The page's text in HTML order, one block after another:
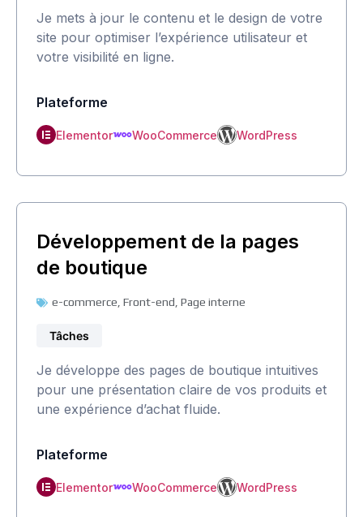
Je mets à jour le contenu et le design de votre
site pour optimiser l’expérience utilisateur et
votre visibilité en ligne.
Plateforme
Elementor WooCommerce WordPress
Développement de la pages
de boutique
e-commerce Front-end Page interne
Tâches
Je développe des pages de boutique intuitives
pour une présentation claire de vos produits et
une expérience d’achat fluide.
Plateforme
Elementor WooCommerce WordPress